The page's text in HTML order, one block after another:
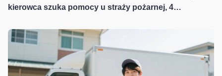
kierowca szuka pomocy u straży pożarnej, 4